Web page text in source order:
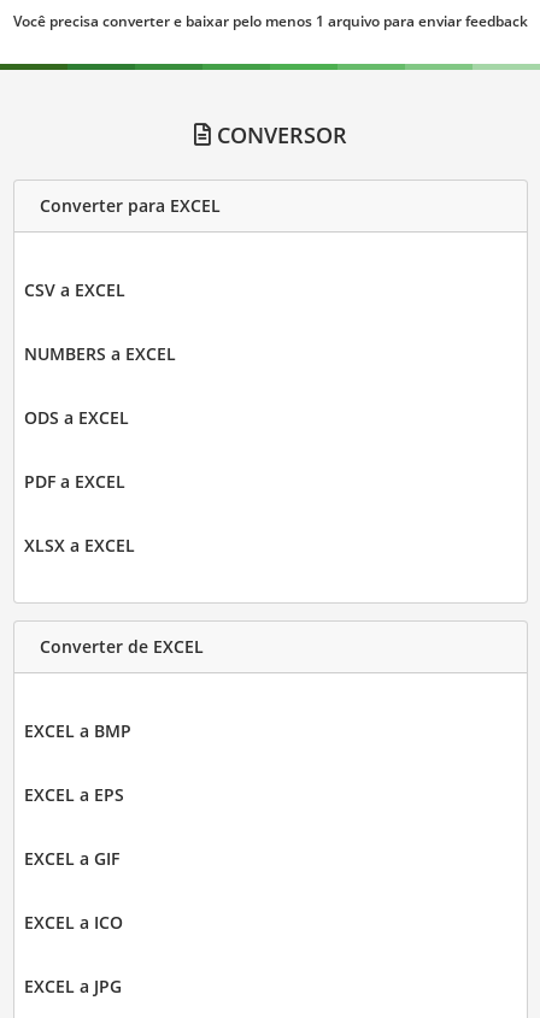
Você precisa converter e baixar pelo menos 1 arquivo para enviar feedback
CONVERSOR
Converter para EXCEL
CSV a EXCEL
NUMBERS a EXCEL
ODS a EXCEL
PDF a EXCEL
XLSX a EXCEL
Converter de EXCEL
EXCEL a BMP
EXCEL a EPS
EXCEL a GIF
EXCEL a ICO
EXCEL a JPG